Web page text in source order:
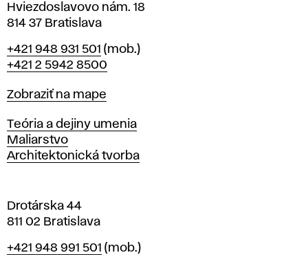
v
r
a
i
l
a
v
Hviezdoslavovo nám. 18
814 37 Bratislava
Telefón
+421 948 931 501 (mob.)
+421 2 5942 8500
Mapa
Zobraziť na mape
Katedry
Teória a dejiny umenia
Maliarstvo
Architektonická tvorba
Drotárska 44
811 02 Bratislava
Telefón
+421 948 991 501 (mob.)